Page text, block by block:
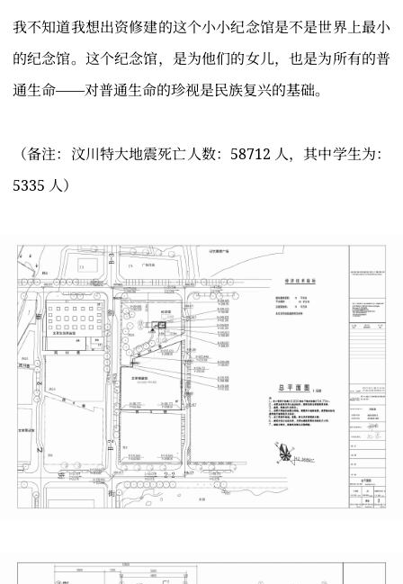
我不知道我想出资修建的这个小小纪念馆是不是世界上最小
的纪念馆。这个纪念馆，是为他们的女儿，也是为所有的普
通生命——对普通生命的珍视是民族复兴的基础。
（备注：汶川特大地震死亡人数：58712 人，其中学生为：
5335 人）